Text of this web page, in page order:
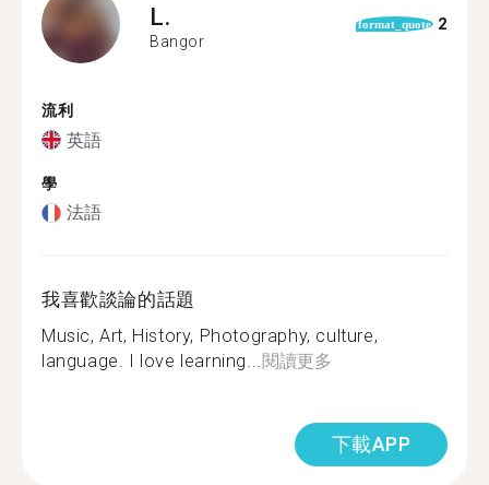
L.
Bangor
format_quote 2
流利
英語
學
法語
我喜歡談論的話題
Music, Art, History, Photography, culture,
language. I love learning...閱讀更多
下載APP